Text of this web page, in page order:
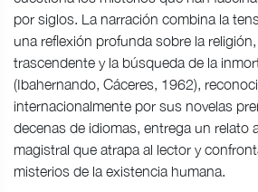
por siglos. La narración combina la
una reflexión profunda sobre la
trascendente y la búsqueda de la
(Ibahernando, Cáceres, 1962),
internacionalmente por sus novelas
decenas de idiomas, entrega un relato
magistral que atrapa al lector y
misterios de la existencia humana.